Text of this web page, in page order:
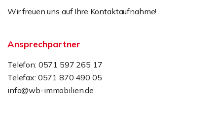
Wir freuen uns auf Ihre Kontaktaufnahme!
Ansprechpartner
Telefon: 0571 597 265 17
Telefax: 0571 870 490 05
info@wb-immobilien.de